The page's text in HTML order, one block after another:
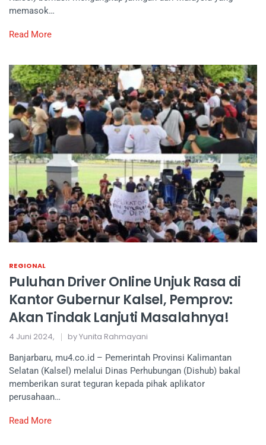
memasok…
Read More
REGIONAL
Puluhan Driver Online Unjuk Rasa di
Kantor Gubernur Kalsel, Pemprov:
Akan Tindak Lanjuti Masalahnya!
4 Juni 2024, by Yunita Rahmayani
Banjarbaru, mu4.co.id – Pemerintah Provinsi Kalimantan
Selatan (Kalsel) melalui Dinas Perhubungan (Dishub) bakal
memberikan surat teguran kepada pihak aplikator
perusahaan…
Read More